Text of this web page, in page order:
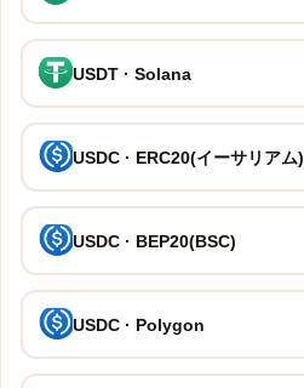
USDT · Solana
USDC · ERC20(イーサリアム)
USDC · BEP20(BSC)
USDC · Polygon